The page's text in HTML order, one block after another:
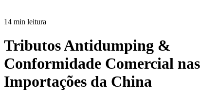
14 min leitura
Tributos Antidumping &
Conformidade Comercial nas
Importações da China